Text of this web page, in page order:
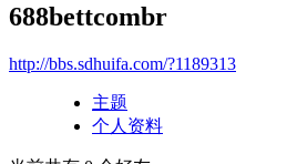
688bettcombr
http://bbs.sdhuifa.com/?1189313
主题
个人资料